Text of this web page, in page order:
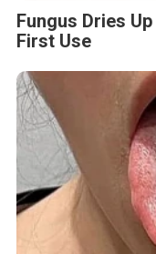
Fungus Dries
First Use